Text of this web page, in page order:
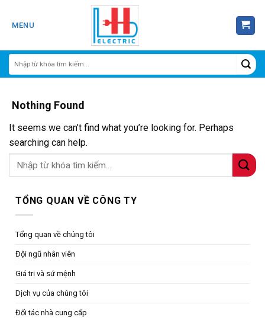
MENU
Nothing Found
It seems we can’t find what you’re looking for. Perhaps
searching can help.
TỔNG QUAN VỀ CÔNG TY
Tổng quan về chúng tôi
Đội ngũ nhân viên
Giá trị và sứ mệnh
Dịch vụ của chúng tôi
Đối tác nhà cung cấp